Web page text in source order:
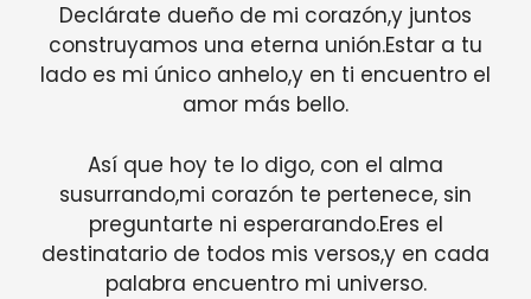
Declárate dueño de mi corazón,y juntos
construyamos una eterna unión.Estar a tu
lado es mi único anhelo,y en ti encuentro el
amor más bello.
Así que hoy te lo digo, con el alma
susurrando,mi corazón te pertenece, sin
preguntarte ni esperarando.Eres el
destinatario de todos mis versos,y en cada
palabra encuentro mi universo.